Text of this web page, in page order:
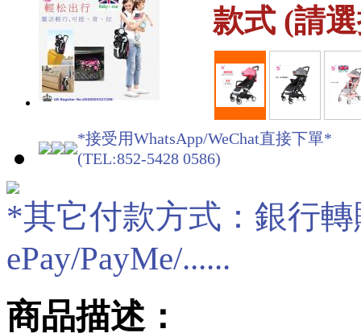
款式 (請
*接受用WhatsApp/WeChat直接下單*
(TEL:852-5428 0586)
*其它付款方式：銀行轉
ePay/PayMe/......
商品描述：